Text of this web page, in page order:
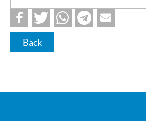
Back